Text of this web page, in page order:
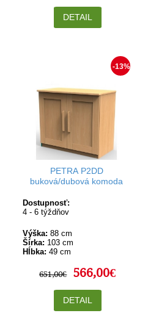
DETAIL
-13%
PETRA P2DD
buková/dubová komoda
Dostupnosť:
4 - 6 týždňov
Výška: 88 cm
Šírka: 103 cm
Hĺbka: 49 cm
651,00€ 566,00€
DETAIL